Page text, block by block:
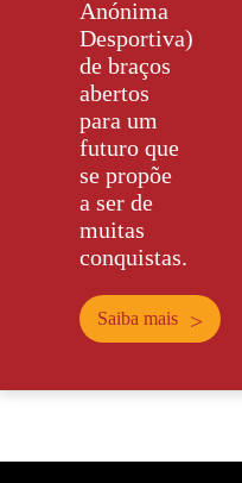
Anónima
Desportiva)
de braços
abertos
para um
futuro que
se propõe
a ser de
muitas
conquistas.
Saiba mais >